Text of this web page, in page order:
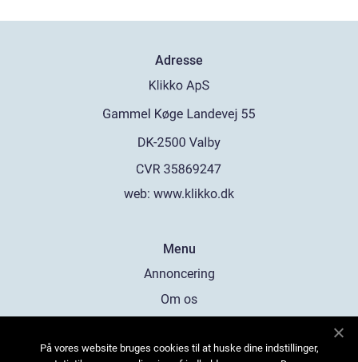
Adresse
web: www.klikko.dk
Menu
Annoncering
Om os
Kontakt os
På vores website bruges cookies til at huske dine indstillinger,